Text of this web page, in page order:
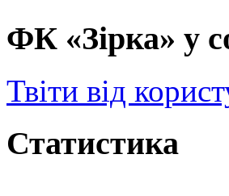
ФК «Зірка» у
Твіти від
Статистика